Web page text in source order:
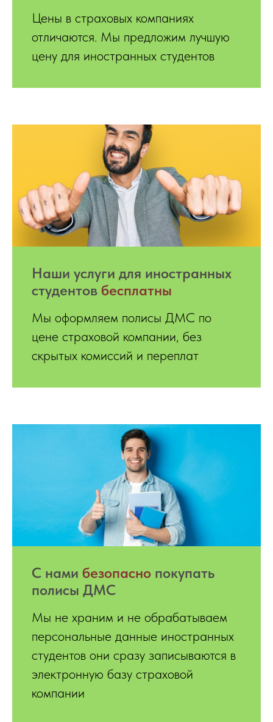
Цены в страховых компаниях
отличаются. Мы предложим лучшую
цену для иностранных студентов
Hаши услуги для иностранных
студентов бесплатны
Мы оформляем полисы ДМС по
цене страховой компании, без
скрытых комиссий и переплат
С нами безопасно покупать
полисы ДМС
Мы не храним и не обрабатываем
персональные данные иностранных
студентов они сразу записываются в
электронную базу страховой
компании